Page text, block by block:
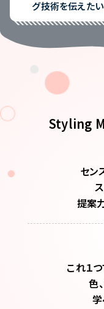
グループ会社
Tel:
グ技術を伝えたい
Styling
セン
提案
これ１
色
学